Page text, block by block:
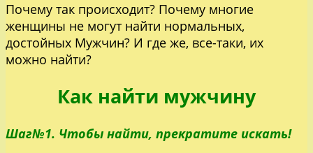
Почему так происходит? Почему многие
женщины не могут найти нормальных,
достойных Мужчин? И где же, все-таки, их
можно найти?
Как найти мужчину
Шаг№1. Чтобы найти, прекратите искать!